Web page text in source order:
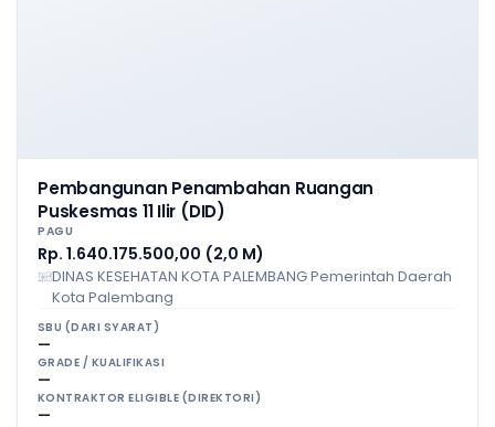
Pembangunan Penambahan Ruangan
Puskesmas 11 Ilir (DID)
PAGU
Rp. 1.640.175.500,00 (2,0 M)
DINAS KESEHATAN KOTA PALEMBANG Pemerintah Daerah
Kota Palembang
SBU (DARI SYARAT)
—
GRADE / KUALIFIKASI
—
KONTRAKTOR ELIGIBLE (DIREKTORI)
—